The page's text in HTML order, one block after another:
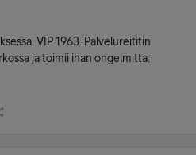
VIP 1963. Palvelureititin
ja toimii ihan ongelmitta.